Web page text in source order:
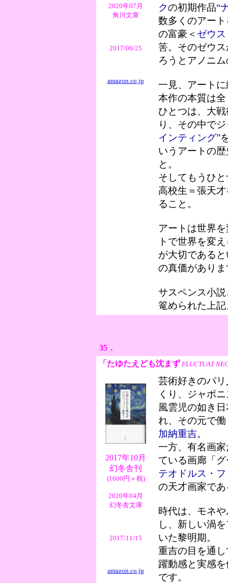
2020年07月
角川文庫
2017/06/25
amazon.co.jp
クの初期作品“
数多くのアー
の富豪＜ ゼウス
筈。そのゼウ
ろうとアノニ
一見、アート
本作の本質は
ひとつは、大
り、その中で
インティング”
いうアートの
と。
そしてもうひ
高校生＝張天
ること。
アートは世界
トで世界を変
が大切である
の真価があり
サスペンス小
篭められた上
35．
「たゆたえども沈まず FLUCTUAT
2017年10月
幻冬舎刊
(1600円＋税)
2020年04月
幻冬舎文庫
2017/11/15
amazon.co.jp
芸術好きのパ
くり、ジャポ
風雲児の如き
れ、その元で
加納重吉。
一方、有名画
ている画廊「
テオドルス・
の天才画家であ
時代は、モネ
し、新しい渦
いた黎明期。
重吉の目を通
躍動感と実感
です。